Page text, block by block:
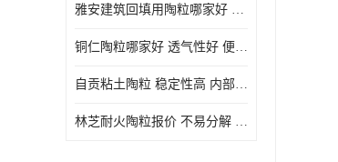
雅安建筑回填用陶粒哪家好 孔隙率高 比重轻 密度较小
铜仁陶粒哪家好 透气性好 便于搬运和使用
自贡粘土陶粒 稳定性高 内部空隙较大
林芝耐火陶粒报价 不易分解 便于搬运和使用